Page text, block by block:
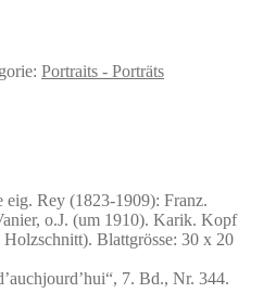
Portraits - Porträts
Rey (1823-1909): Franz.
o.J. (um 1910). Karik. Kopf
Blattgrösse: 30 x 20
7. Bd., Nr. 344.